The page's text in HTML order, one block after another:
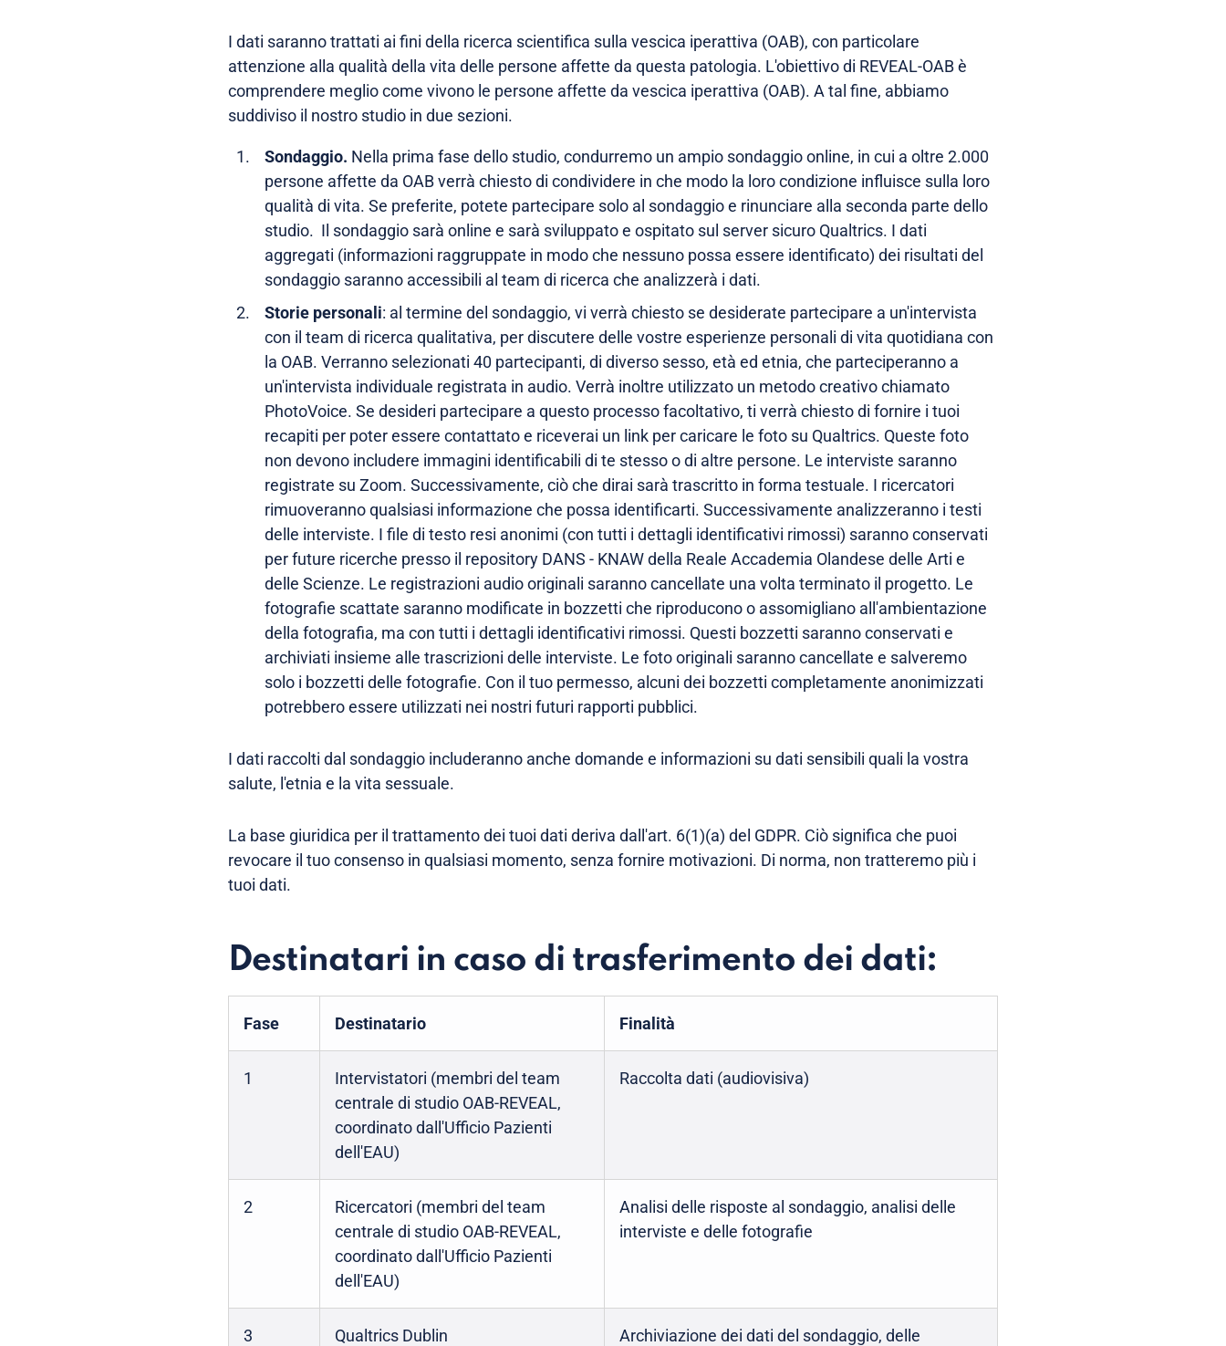
I dati saranno trattati ai fini della ricerca scientifica sulla vescica iperattiva (OAB), con particolare
attenzione alla qualità della vita delle persone affette da questa patologia. L'obiettivo di REVEAL-OAB è
comprendere meglio come vivono le persone affette da vescica iperattiva (OAB). A tal fine, abbiamo
suddiviso il nostro studio in due sezioni.
Sondaggio. Nella prima fase dello studio, condurremo un ampio sondaggio online, in cui a oltre 2.000
persone affette da OAB verrà chiesto di condividere in che modo la loro condizione influisce sulla loro
qualità di vita. Se preferite, potete partecipare solo al sondaggio e rinunciare alla seconda parte dello
studio. Il sondaggio sarà online e sarà sviluppato e ospitato sul server sicuro Qualtrics. I dati
aggregati (informazioni raggruppate in modo che nessuno possa essere identificato) dei risultati del
sondaggio saranno accessibili al team di ricerca che analizzerà i dati.
Storie personali: al termine del sondaggio, vi verrà chiesto se desiderate partecipare a un'intervista
con il team di ricerca qualitativa, per discutere delle vostre esperienze personali di vita quotidiana con
la OAB. Verranno selezionati 40 partecipanti, di diverso sesso, età ed etnia, che parteciperanno a
un'intervista individuale registrata in audio. Verrà inoltre utilizzato un metodo creativo chiamato
PhotoVoice. Se desideri partecipare a questo processo facoltativo, ti verrà chiesto di fornire i tuoi
recapiti per poter essere contattato e riceverai un link per caricare le foto su Qualtrics. Queste foto
non devono includere immagini identificabili di te stesso o di altre persone. Le interviste saranno
registrate su Zoom. Successivamente, ciò che dirai sarà trascritto in forma testuale. I ricercatori
rimuoveranno qualsiasi informazione che possa identificarti. Successivamente analizzeranno i testi
delle interviste. I file di testo resi anonimi (con tutti i dettagli identificativi rimossi) saranno conservati
per future ricerche presso il repository DANS - KNAW della Reale Accademia Olandese delle Arti e
delle Scienze. Le registrazioni audio originali saranno cancellate una volta terminato il progetto. Le
fotografie scattate saranno modificate in bozzetti che riproducono o assomigliano all'ambientazione
della fotografia, ma con tutti i dettagli identificativi rimossi. Questi bozzetti saranno conservati e
archiviati insieme alle trascrizioni delle interviste. Le foto originali saranno cancellate e salveremo
solo i bozzetti delle fotografie. Con il tuo permesso, alcuni dei bozzetti completamente anonimizzati
potrebbero essere utilizzati nei nostri futuri rapporti pubblici.
I dati raccolti dal sondaggio includeranno anche domande e informazioni su dati sensibili quali la vostra
salute, l'etnia e la vita sessuale.
La base giuridica per il trattamento dei tuoi dati deriva dall'art. 6(1)(a) del GDPR. Ciò significa che puoi
revocare il tuo consenso in qualsiasi momento, senza fornire motivazioni. Di norma, non tratteremo più i
tuoi dati.
Destinatari in caso di trasferimento dei dati:
Fase Destinatario Finalità
1
Intervistatori (membri del team
centrale di studio OAB-REVEAL,
coordinato dall'Ufficio Pazienti
dell'EAU)
Raccolta dati (audiovisiva)
2
Ricercatori (membri del team
centrale di studio OAB-REVEAL,
coordinato dall'Ufficio Pazienti
dell'EAU)
Analisi delle risposte al sondaggio, analisi delle
interviste e delle fotografie
3
Qualtrics Dublin
Archiviazione dei dati del sondaggio, delle